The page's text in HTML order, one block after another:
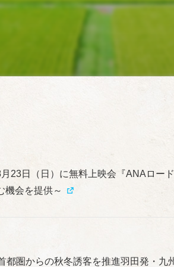
23日（日）に無料上映会『ANAロ
機会を提供～
都圏からの秋冬誘客を推進羽田発・